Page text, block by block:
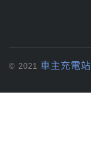
© 2021 車主充電站